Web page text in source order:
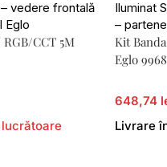
CCT 5M
Kit
Eglo
648,74
Livrare